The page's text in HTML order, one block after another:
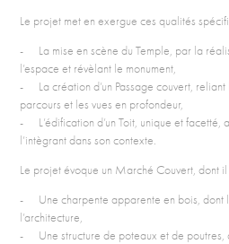
Le projet met en exergue ces qualités
- La mise en scène du Temple, par la
l’espace et révèlant le monument,
- La création d’un Passage couvert, reliant
parcours et les vues en profondeur,
- L’édification d’un Toit, unique et facetté,
l’intègrant dans son contexte.
Le projet évoque un Marché Couvert, dont
- Une charpente apparente en bois, dont
l’architecture,
- Une structure de poteaux et de poutres,